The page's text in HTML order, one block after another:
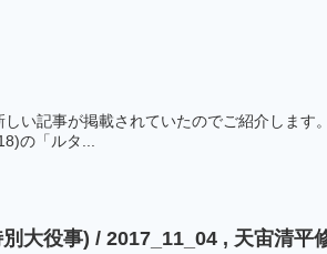
い記事が掲載されていたのでご紹介しま
の「ルタ...
特別集会 (秋季清平特別大役事) / 2017_11_04 , 天宙